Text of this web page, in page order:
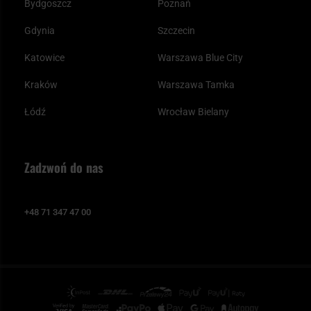
Bydgoszcz
Gdynia
Katowice
Kraków
Łódź
Poznań
Szczecin
Warszawa Blue City
Warszawa Tamka
Wrocław Bielany
Zadzwoń do nas
+48 71 347 47 00